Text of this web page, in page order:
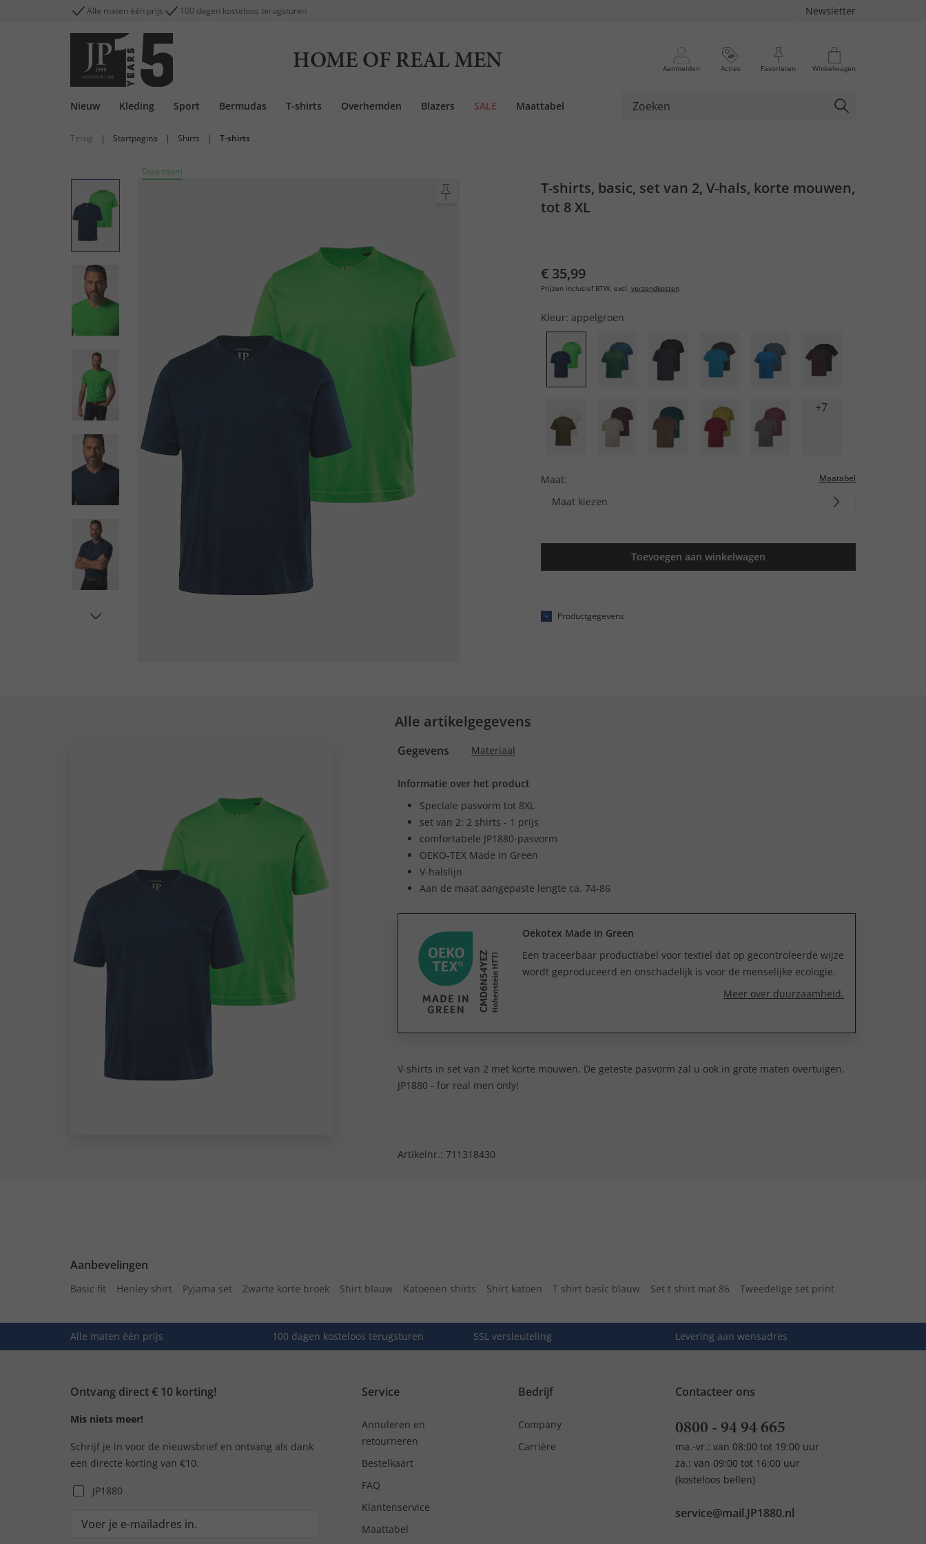
Alle maten één prijs 100 dagen kosteloos terugsturen Newsletter
HOME OF REAL MEN Aanmelden Acties Favorieten Winkelwagen
Nieuw Kleding Sport Bermudas T-shirts Overhemden Blazers SALE Maattabel
Terug | Startpagina | Shirts | T-shirts
Duurzaam
T-shirts, basic, set van 2, V-hals, korte mouwen,
tot 8 XL
€ 35,99
Prijzen inclusief BTW, excl. verzendkosten
Kleur: appelgroen
+7
Maat: Maatabel
Maat kiezen
Toevoegen aan winkelwagen
Productgegevens
Alle artikelgegevens
Gegevens Materiaal
Informatie over het product
Speciale pasvorm tot 8XL
set van 2: 2 shirts - 1 prijs
comfortabele JP1880-pasvorm
OEKO-TEX Made in Green
V-halslijn
Aan de maat aangepaste lengte ca. 74-86
Oekotex Made in Green
Een traceerbaar productlabel voor textiel dat op gecontroleerde wijze
wordt geproduceerd en onschadelijk is voor de menselijke ecologie.
Meer over duurzaamheid.
V-shirts in set van 2 met korte mouwen. De geteste pasvorm zal u ook in grote maten overtuigen.
JP1880 - for real men only!
Artikelnr.: 711318430
Aanbevelingen
Basic fit Henley shirt Pyjama set Zwarte korte broek Shirt blauw Katoenen shirts Shirt katoen T shirt basic blauw Set t shirt mat 86 Tweedelige set print
Alle maten één prijs 100 dagen kosteloos terugsturen SSL versleuteling Levering aan wensadres
Ontvang direct € 10 korting!
Mis niets meer!
Schrijf je in voor de nieuwsbrief en ontvang als dank
een directe korting van €10.
JP1880
Service
Annuleren en
retourneren
Bestelkaart
FAQ
Klantenservice
Maattabel
Bedrijf
Company
Carrière
Contacteer ons
0800 - 94 94 665
ma.-vr.: van 08:00 tot 19:00 uur
za.: van 09:00 tot 16:00 uur
(kosteloos bellen)
service@mail.JP1880.nl